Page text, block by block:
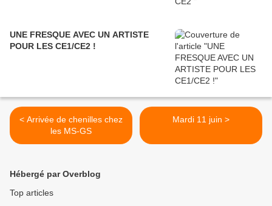
UNE FRESQUE AVEC UN ARTISTE
POUR LES CE1/CE2 !
< Arrivée de chenilles chez
les MS-GS
Mardi 11 juin >
Hébergé par Overblog
Top articles